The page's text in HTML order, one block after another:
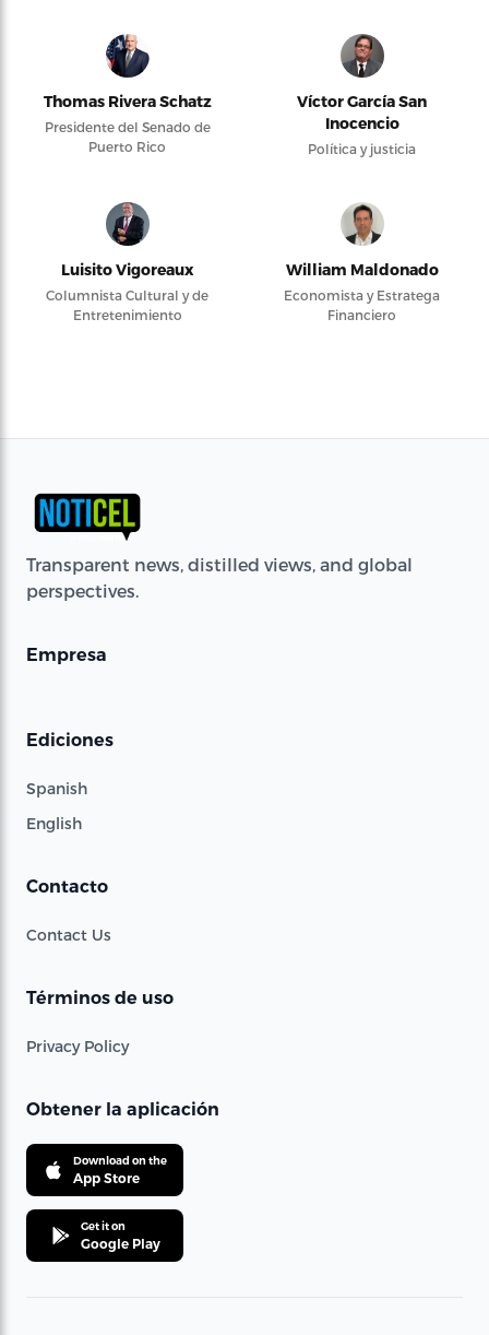
Thomas Rivera Schatz
Presidente del Senado de
Puerto Rico
Víctor García San
Inocencio
Política y justicia
Luisito Vigoreaux
Columnista Cultural y de
Entretenimiento
William Maldonado
Economista y Estratega
Financiero
Transparent news, distilled views, and global
perspectives.
Empresa
Ediciones
Spanish
English
Contacto
Contact Us
Términos de uso
Privacy Policy
Obtener la aplicación
Download on the
App Store
Get it on
Google Play